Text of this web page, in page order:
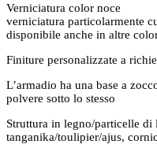
Verniciatura color noce
verniciatura particolarmente
disponibile anche in altre
Finiture personalizzate a
L’armadio ha una base a
polvere sotto lo stesso
Struttura in legno/particelle
tanganika/toulipier/ajus,